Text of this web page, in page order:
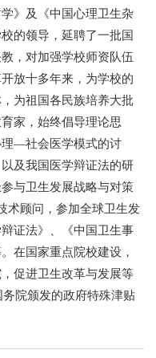
+
+
》及《中国心理卫生杂
的领导，延聘了一批国
，对加强学校师资队伍
放十多年来，为学校的
为祖国各民族培养大批
家，始终倡导理论思
—社会医学模式的讨
及我国医学辩证法的研
与卫生发展战略与对策
术顾问，参加全球卫生发
证法》、《中国卫生事
在国家重点院校建设，
促进卫生改革与发展等
院颁发的政府特殊津贴